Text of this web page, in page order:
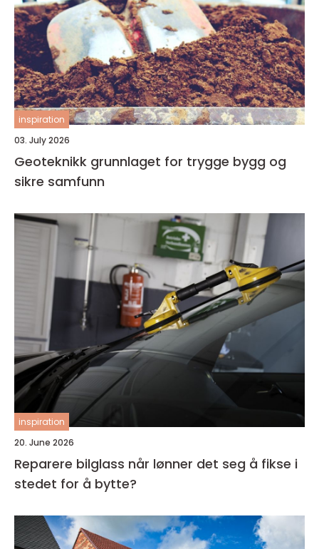
inspiration
03. July 2026
Geoteknikk grunnlaget for trygge bygg og
sikre samfunn
inspiration
20. June 2026
Reparere bilglass når lønner det seg å fikse i
stedet for å bytte?